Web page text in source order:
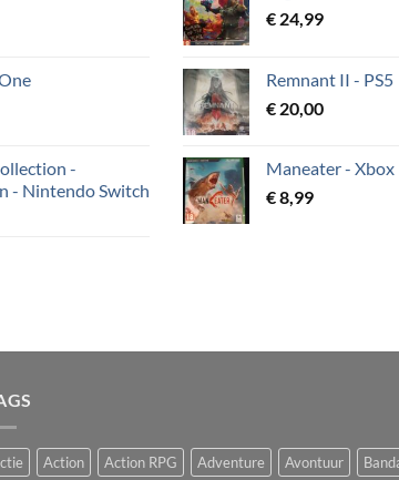
-
- Nintendo Switch
€ 24,99
Remnant II - PS5
€ 20,00
Maneater - Xbox
€8,99
Action Action RPG Adventure Avontuur